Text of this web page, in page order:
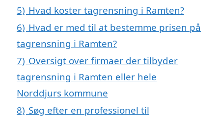
5) Hvad koster tagrensning i Ramten?
6) Hvad er med til at bestemme prisen på
tagrensning i Ramten?
7) Oversigt over firmaer der tilbyder
tagrensning i Ramten eller hele
Norddjurs kommune
8) Søg efter en professionel til